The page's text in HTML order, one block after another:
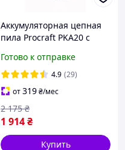
Аккумуляторная цепная
пила Procraft PKA20 с
зарядным устройством
Готово к отправке
4.9 (29)
от319₴/мес
1 914₴
2 175 ₴
Купить